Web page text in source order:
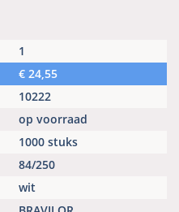
1
€24,55
10222
op voorraad
1000 stuks
84/250
wit